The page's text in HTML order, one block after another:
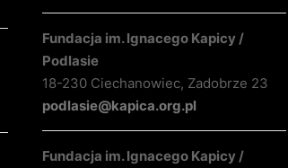
Fundacja im. Ignacego Kapicy /
Podlasie
18-230 Ciechanowiec, Zadobrze 23
podlasie@kapica.org.pl
Fundacja im. Ignacego Kapicy /